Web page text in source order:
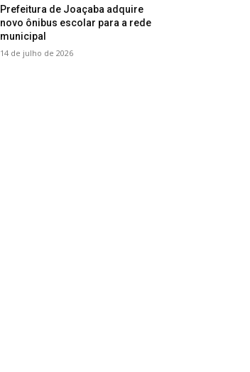
Prefeitura de Joaçaba adquire
novo ônibus escolar para a rede
municipal
14 de julho de 2026